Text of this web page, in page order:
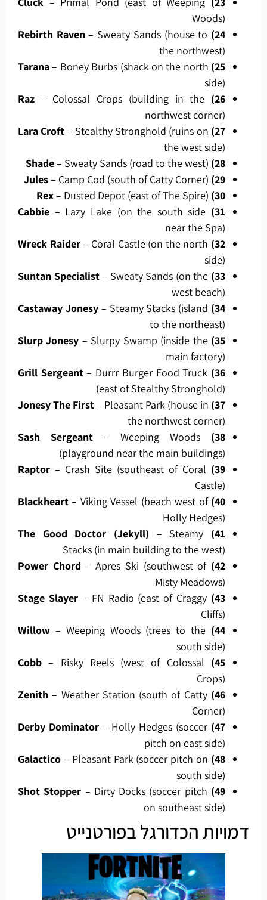
Woods)
24) Rebirth Raven
– Sweaty Sands (house to
the northwest)
25) Tarana
– Boney Burbs (shack on the north
side)
26) Raz
– Colossal Crops (building in the
northwest corner)
27) Lara Croft
– Stealthy Stronghold (ruins on
the west side)
28) Shade
– Sweaty Sands (road to the west)
29) Jules
– Camp Cod (south of Catty Corner)
30) Rex
– Dusted Depot (east of The Spire)
31) Cabbie
– Lazy Lake (on the south side
near the Spa)
32) Wreck Raider
– Coral Castle (on the north
side)
33) Suntan Specialist
– Sweaty Sands (on the
west beach)
34) Castaway Jonesy
– Steamy Stacks (island
to the northeast)
35) Slurp Jonesy
– Slurpy Swamp (inside the
main factory)
36) Grill Sergeant
– Durrr Burger Food Truck
(east of Stealthy Stronghold)
37) Jonesy The First
– Pleasant Park (house in
the northwest corner)
38) Sash Sergeant
– Weeping Woods
(playground near the main buildings)
39) Raptor
– Crash Site (southeast of Coral
Castle)
40) Blackheart
– Viking Vessel (beach west of
Holly Hedges)
41) The Good Doctor (Jekyll)
– Steamy
Stacks (in main building to the west)
42) Power Chord
– Apres Ski (southwest of
Misty Meadows)
43) Stage Slayer
– FN Radio (east of Craggy
Cliffs)
44) Willow
– Weeping Woods (trees to the
south side)
45) Cobb
– Risky Reels (west of Colossal
Crops)
46) Zenith
– Weather Station (south of Catty
Corner)
47) Derby Dominator
– Holly Hedges (soccer
pitch on east side)
48) Galactico
– Pleasant Park (soccer pitch on
south side)
49) Shot Stopper
– Dirty Docks (soccer pitch
on southeast side)
דמויות הכדורגל בפורטנייט